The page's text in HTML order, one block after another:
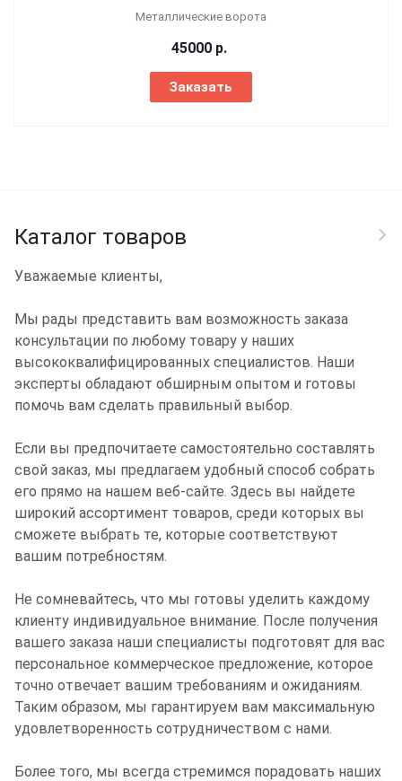
Металлические ворота
45000 р.
Заказать
Каталог товаров
Уважаемые клиенты,
Мы рады представить вам возможность заказа
консультации по любому товару у наших
высококвалифицированных специалистов. Наши
эксперты обладают обширным опытом и готовы
помочь вам сделать правильный выбор.
Если вы предпочитаете самостоятельно составлять
свой заказ, мы предлагаем удобный способ собрать
его прямо на нашем веб-сайте. Здесь вы найдете
широкий ассортимент товаров, среди которых вы
сможете выбрать те, которые соответствуют
вашим потребностям.
Не сомневайтесь, что мы готовы уделить каждому
клиенту индивидуальное внимание. После получения
вашего заказа наши специалисты подготовят для вас
персональное коммерческое предложение, которое
точно отвечает вашим требованиям и ожиданиям.
Таким образом, мы гарантируем вам максимальную
удовлетворенность сотрудничеством с нами.
Более того, мы всегда стремимся порадовать наших